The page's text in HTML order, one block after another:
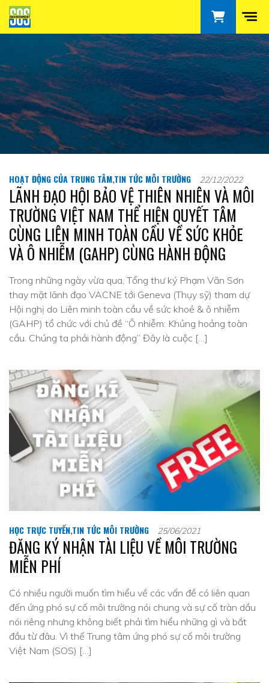
HOẠT ĐỘNG CỦA TRUNG TÂM,TIN TỨC MÔI TRƯỜNG 22/12/2022
LÃNH ĐẠO HỘI BẢO VỆ THIÊN NHIÊN VÀ MÔI
TRƯỜNG VIỆT NAM THỂ HIỆN QUYẾT TÂM
CÙNG LIÊN MINH TOÀN CẦU VỀ SỨC KHỎE
VÀ Ô NHIỄM (GAHP) CÙNG HÀNH ĐỘNG
Trong những ngày vừa qua, Tổng thư ký Phạm Văn Sơn
thay mặt lãnh đạo VACNE tới Geneva (Thụy sỹ) tham dự
Hội nghị do Liên minh toàn cầu về sức khoẻ & ô nhiễm
(GAHP) tổ chức với chủ đề “Ô nhiễm: Khủng hoảng toàn
cầu. Chúng ta phải hành động” Đây là cuộc […]
HỌC TRỰC TUYẾN,TIN TỨC MÔI TRƯỜNG 25/06/2021
ĐĂNG KÝ NHẬN TÀI LIỆU VỀ MÔI TRƯỜNG
MIỄN PHÍ
Có nhiều người muốn tìm hiểu về các vấn đề có liên quan
đến ứng phó sự cố môi trường nói chung và sự cố tràn dầu
nói riêng nhưng không biết phải tìm hiểu những gì và bắt
đầu từ đâu. Vì thế Trung tâm ứng phó sự cố môi trường
Việt Nam (SOS) […]